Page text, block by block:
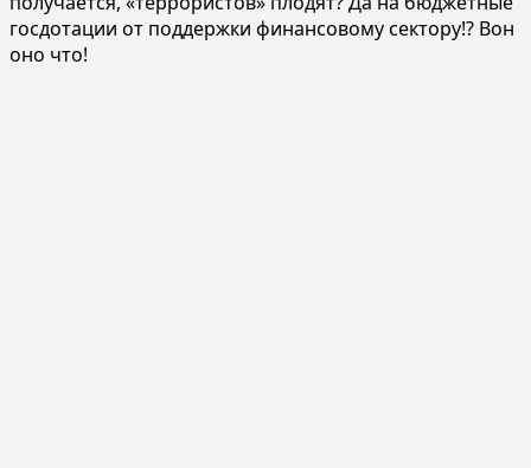
госдотации от поддержки финансовому сектору!? Вон
оно что!